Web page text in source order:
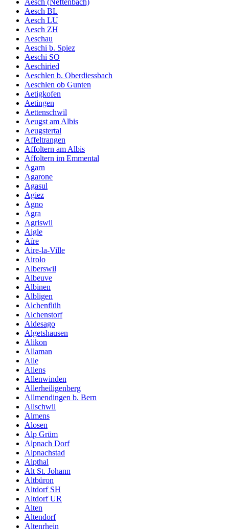
Aesch BL
Aesch LU
Aesch ZH
Aeschau
Aeschi b. Spiez
Aeschi SO
Aeschiried
Aeschlen b. Oberdiessbach
Aeschlen ob Gunten
Aetigkofen
Aetingen
Aettenschwil
Aeugst am Albis
Aeugstertal
Affeltrangen
Affoltern am Albis
Affoltern im Emmental
Agarn
Agarone
Agasul
Agiez
Agno
Agra
Agriswil
Aigle
Aïre
Aire-la-Ville
Airolo
Alberswil
Albeuve
Albinen
Albligen
Alchenflüh
Alchenstorf
Aldesago
Algetshausen
Alikon
Allaman
Alle
Allens
Allenwinden
Allerheiligenberg
Allmendingen b. Bern
Allschwil
Almens
Alosen
Alp Grüm
Alpnach Dorf
Alpnachstad
Alpthal
Alt St. Johann
Altbüron
Altdorf SH
Altdorf UR
Alten
Altendorf
Altenrhein